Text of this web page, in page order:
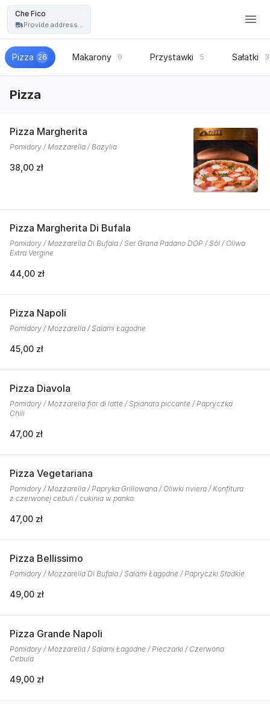
Che Fico
Provide address...
Pizza 26 Makarony 9 Przystawki 5 Sałatki 3
Pizza
Pizza Margherita
Pomidory / Mozzarella / Bazylia
38,00 zł
Pizza Margherita Di Bufala
Pomidory / Mozzarella Di Bufala / Ser Grana Padano DOP / Sól / Oliwa
Extra Vergine
44,00 zł
Pizza Napoli
Pomidory / Mozzarella / Salami Łagodne
45,00 zł
Pizza Diavola
Pomidory / Mozzarella fior di latte / Spianata piccante / Papryczka
Chili
47,00 zł
Pizza Vegetariana
Pomidory / Mozzarella / Papryka Grillowana / Oliwki riviera / Konfitura
z czerwonej cebuli / cukinia w panko
47,00 zł
Pizza Bellissimo
Pomidory / Mozzarella Di Bufala / Salami Łagodne / Papryczki Słodkie
49,00 zł
Pizza Grande Napoli
Pomidory / Mozzarella / Salami Łagodne / Pieczarki / Czerwona
Cebula
49,00 zł